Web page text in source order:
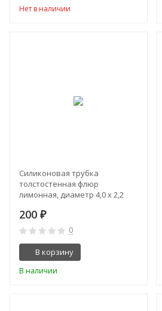
Нет в наличии
Силиконовая трубка
толстостенная флюр
лимонная, диаметр 4,0 х 2,2
200 ₽
0
В корзину
В наличии